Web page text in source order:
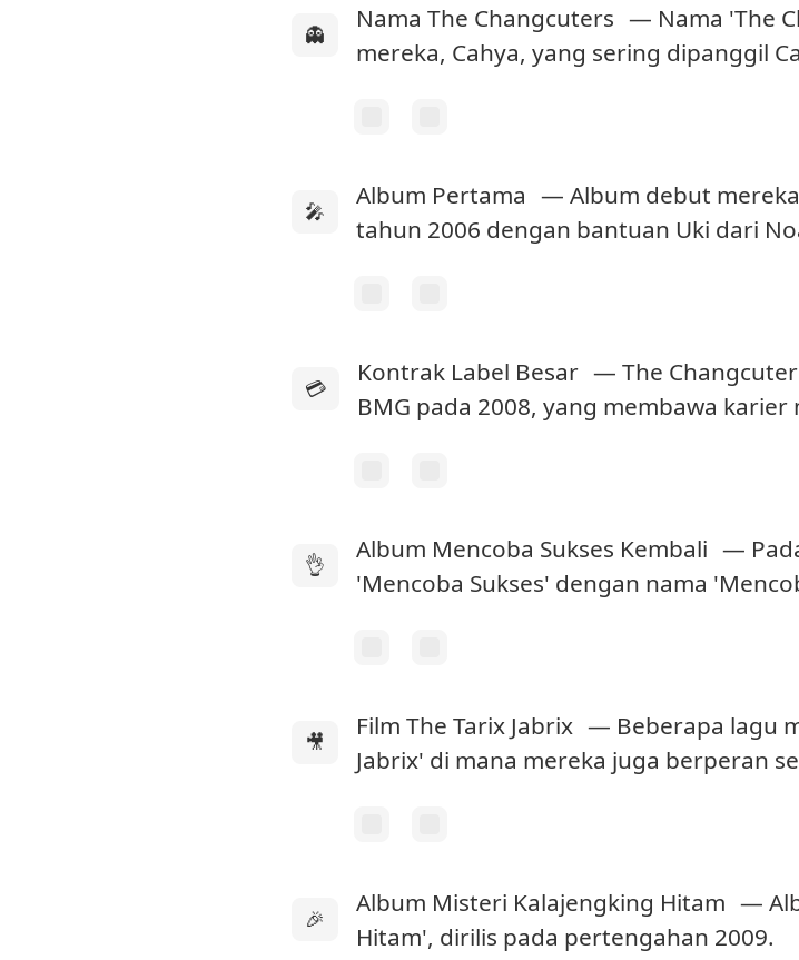
👻
Nama The Changcuters — Nama 'The
mereka, Cahya, yang sering dipanggil
🎤
Album Pertama — Album debut
tahun 2006 dengan bantuan Uki dari
💳
Kontrak Label Besar — The
BMG pada 2008, yang membawa karier
👌
Album Mencoba Sukses Kembali —
'Mencoba Sukses' dengan nama
🎥
Film The Tarix Jabrix — Beberapa lagu
Jabrix' di mana mereka juga berperan
🎉
Album Misteri Kalajengking Hitam —
Hitam', dirilis pada pertengahan 2009.